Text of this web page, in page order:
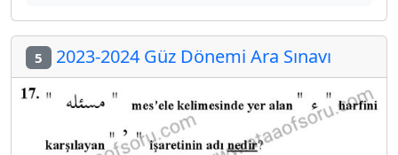
5 2023-2024 Güz Dönemi Ara Sınavı